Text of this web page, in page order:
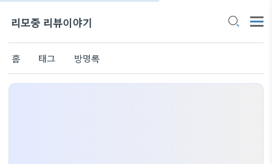
리모중 리뷰이야기
홈 태그 방명록